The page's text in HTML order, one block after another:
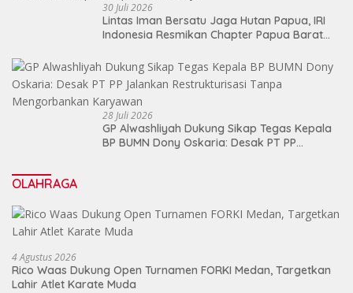
30 Juli 2026
Lintas Iman Bersatu Jaga Hutan Papua, IRI
Indonesia Resmikan Chapter Papua Barat
28 Juli 2026
GP Alwashliyah Dukung Sikap Tegas Kepala
BP BUMN Dony Oskaria: Desak PT PP
OLAHRAGA
4 Agustus 2026
Rico Waas Dukung Open Turnamen FORKI Medan, Targetkan
Lahir Atlet Karate Muda